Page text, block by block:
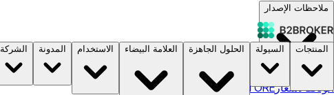
ملاحظات الإصدار
الوثائقالأسعارB2STORE
المنتجات السيولة الحلول الجاهزة العلامة البيضاء الاستخدام المدونة الشركة